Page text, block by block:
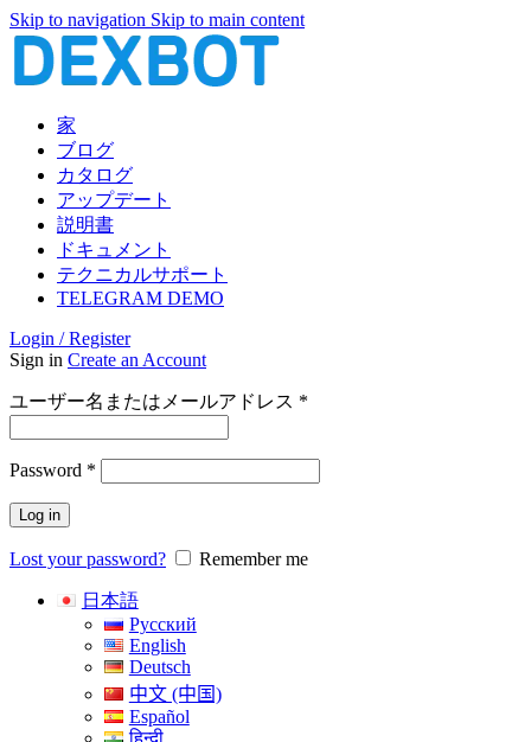
Skip to navigation Skip to main content
家
ブログ
カタログ
アップデート
説明書
ドキュメント
テクニカルサポート
TELEGRAM DEMO
Login / Register
Sign in Create an Account
ユーザー名またはメールアドレス *
Password *
Log in
Lost your password? Remember me
日本語
Русский
English
Deutsch
中文 (中国)
Español
हिन्दी